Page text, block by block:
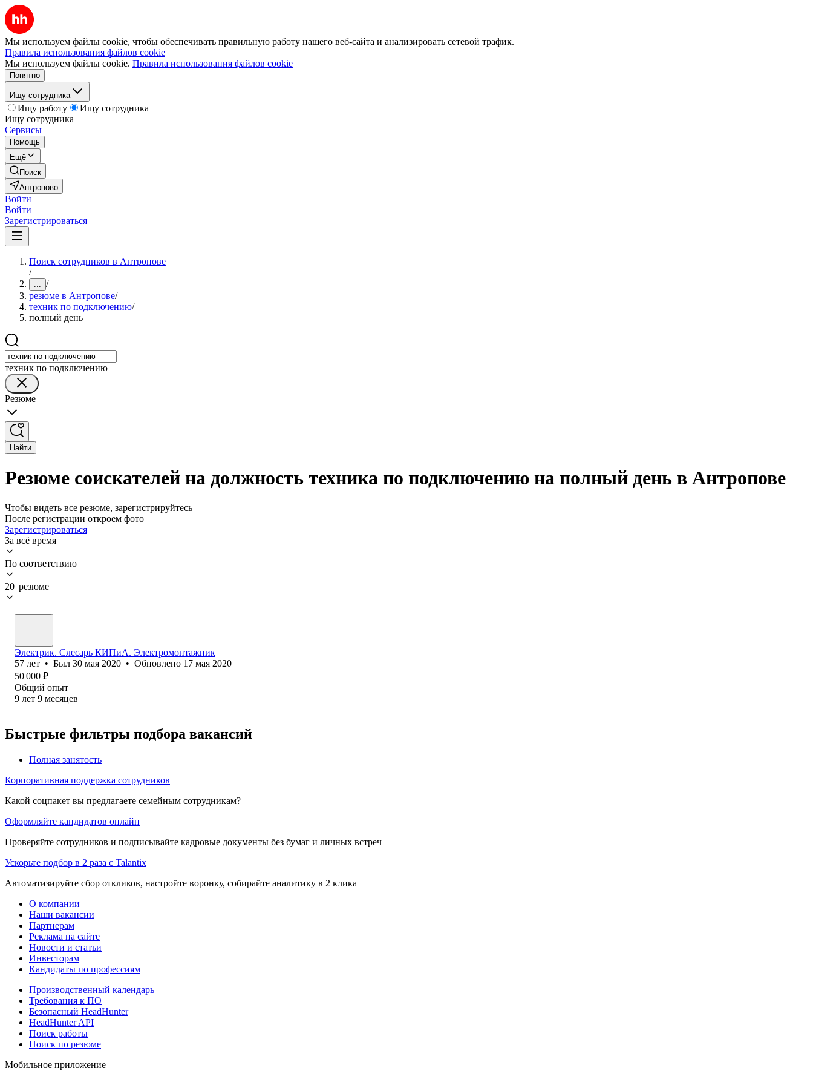
Мы используем файлы cookie, чтобы обеспечивать правильную работу нашего веб-сайта и анализировать сетевой трафик.
Правила использования файлов cookie
Мы используем файлы cookie. Правила использования файлов cookie
Понятно
Ищу сотрудника
Ищу работу
Ищу сотрудника
Ищу сотрудника
Сервисы
Помощь
Ещё
Поиск
Антропово
Войти
Войти
Зарегистрироваться
Поиск сотрудников в Антропове
/
... /
резюме в Антропове/
техник по подключению/
полный день
техник по подключению
Резюме
Найти
Резюме соискателей на должность техника по подключению на полный день в Антропове
Чтобы видеть все резюме, зарегистрируйтесь
После регистрации откроем фото
Зарегистрироваться
За всё время
По соответствию
20 резюме
Электрик. Слесарь КИПиА. Электромонтажник
57 лет • Был 30 мая 2020 • Обновлено 17 мая 2020
50 000 ₽
Общий опыт
9 лет 9 месяцев
Быстрые фильтры подбора вакансий
Полная занятость
Корпоративная поддержка сотрудников
Какой соцпакет вы предлагаете семейным сотрудникам?
Оформляйте кандидатов онлайн
Проверяйте сотрудников и подписывайте кадровые документы без бумаг и личных встреч
Ускорьте подбор в 2 раза с Talantix
Автоматизируйте сбор откликов, настройте воронку, собирайте аналитику в 2 клика
О компании
Наши вакансии
Партнерам
Реклама на сайте
Новости и статьи
Инвесторам
Кандидаты по профессиям
Производственный календарь
Требования к ПО
Безопасный HeadHunter
HeadHunter API
Поиск работы
Поиск по резюме
Мобильное приложение